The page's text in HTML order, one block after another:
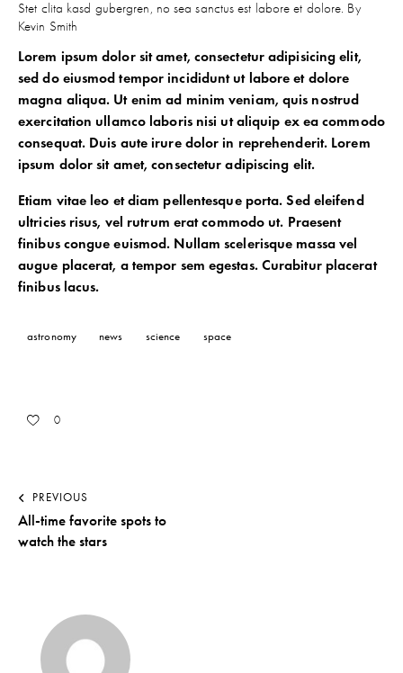
Stet clita kasd gubergren, no sea sanctus est labore et dolore. By
Kevin Smith
Lorem ipsum dolor sit amet, consectetur adipisicing elit,
sed do eiusmod tempor incididunt ut labore et dolore
magna aliqua. Ut enim ad minim veniam, quis nostrud
exercitation ullamco laboris nisi ut aliquip ex ea commodo
consequat. Duis aute irure dolor in reprehenderit. Lorem
ipsum dolor sit amet, consectetur adipiscing elit.
Etiam vitae leo et diam pellentesque porta. Sed eleifend
ultricies risus, vel rutrum erat commodo ut. Praesent
finibus congue euismod. Nullam scelerisque massa vel
augue placerat, a tempor sem egestas. Curabitur placerat
finibus lacus.
astronomy news science space
0
PREVIOUS
All-time favorite spots to
watch the stars